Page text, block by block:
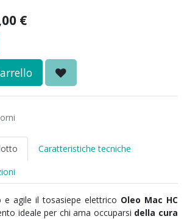
€
Caratteristiche tecniche
e agile il tosasiepe elettrico Oleo Mac HC
ideale per chi ama occuparsi della cura